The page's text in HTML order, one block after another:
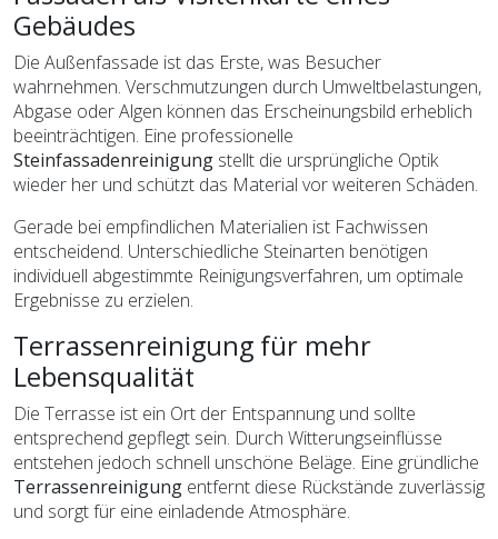
Gebäudes
Die Außenfassade ist das Erste, was Besucher
wahrnehmen. Verschmutzungen durch Umweltbelastungen,
Abgase oder Algen können das Erscheinungsbild erheblich
beeinträchtigen. Eine professionelle
Steinfassadenreinigung stellt die ursprüngliche Optik
wieder her und schützt das Material vor weiteren Schäden.
Gerade bei empfindlichen Materialien ist Fachwissen
entscheidend. Unterschiedliche Steinarten benötigen
individuell abgestimmte Reinigungsverfahren, um optimale
Ergebnisse zu erzielen.
Terrassenreinigung für mehr
Lebensqualität
Die Terrasse ist ein Ort der Entspannung und sollte
entsprechend gepflegt sein. Durch Witterungseinflüsse
entstehen jedoch schnell unschöne Beläge. Eine gründliche
Terrassenreinigung entfernt diese Rückstände zuverlässig
und sorgt für eine einladende Atmosphäre.